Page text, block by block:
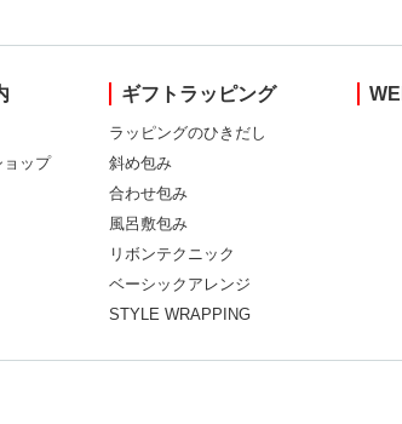
ップ
ギフトラッピング
ラッピングのひきだし
斜め包み
合わせ包み
風呂敷包み
リボンテクニック
ベーシックアレンジ
STYLE WRAPPING